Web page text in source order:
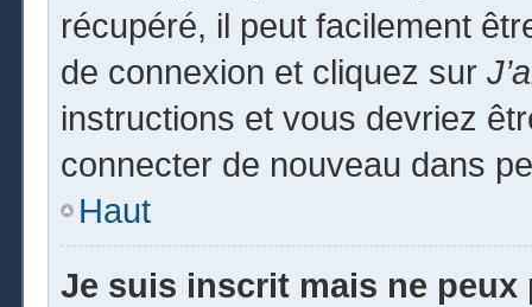
récupéré, il peut facilement
de connexion et cliquez sur
instructions et vous devriez
connecter de nouveau dans
Haut
Je suis inscrit mais ne peux